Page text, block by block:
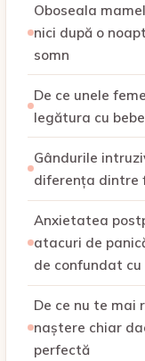
Oboseala
nici după o
somn
De ce unele
legătura cu
Gândurile
diferența dintre
Anxietatea
atacuri de
de confundat
De ce nu te mai
naștere chiar
perfectă